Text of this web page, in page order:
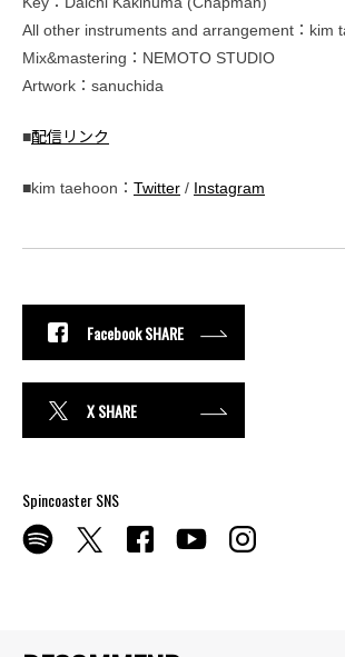
All other instruments and arrangement：kim
Mix&mastering：NEMOTO STUDIO
Artwork：sanuchida
■配信リンク
■kim taehoon： Twitter / Instagram
Facebook SHARE
X SHARE
Spincoaster SNS